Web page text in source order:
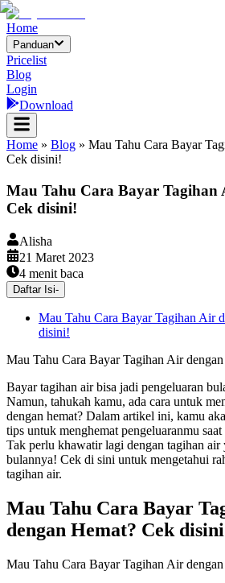
Home
Panduan
Pricelist
Blog
Login
Download
Home » Blog » Mau Tahu Cara Bayar
Cek disini!
Mau Tahu Cara Bayar Tagihan
Cek disini!
Alisha
21 Maret 2023
4 menit baca
Daftar Isi-
Mau Tahu Cara Bayar Tagihan Air
disini!
Mau Tahu Cara Bayar Tagihan Air
Bayar tagihan air bisa jadi pengeluaran
Namun, tahukah kamu, ada cara untuk
dengan hemat? Dalam artikel ini, kamu
tips untuk menghemat pengeluaranmu
Tak perlu khawatir lagi dengan tagihan air
bulannya! Cek di sini untuk mengetahui
tagihan air.
Mau Tahu Cara Bayar
dengan Hemat? Cek
Mau Tahu Cara Bayar Tagihan Air